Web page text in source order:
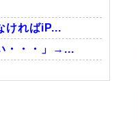
ければiP...
・・・」→...